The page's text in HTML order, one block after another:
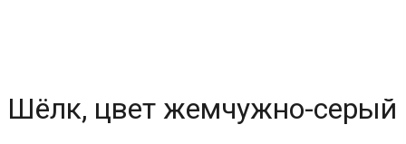
Шёлк, цвет жемчужно-серый